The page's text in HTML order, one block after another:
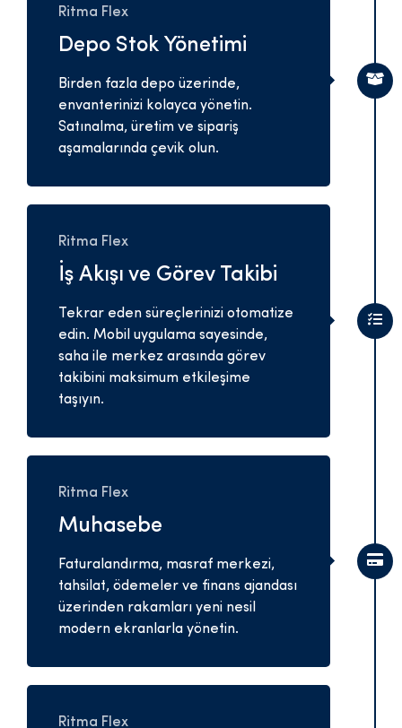
Ritma Flex
Depo Stok Yönetimi
Birden fazla depo üzerinde,
envanterinizi kolayca yönetin.
Satınalma, üretim ve sipariş
aşamalarında çevik olun.
Ritma Flex
İş Akışı ve Görev Takibi
Tekrar eden süreçlerinizi otomatize
edin. Mobil uygulama sayesinde,
saha ile merkez arasında görev
takibini maksimum etkileşime
taşıyın.
Ritma Flex
Muhasebe
Faturalandırma, masraf merkezi,
tahsilat, ödemeler ve finans ajandası
üzerinden rakamları yeni nesil
modern ekranlarla yönetin.
Ritma Flex